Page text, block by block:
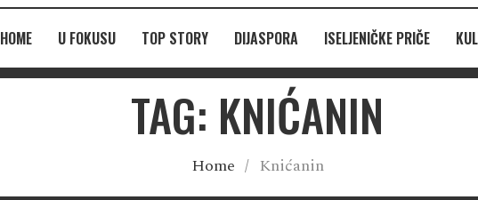
HOME U FOKUSU TOP STORY DIJASPORA ISELJENIČKE PRIČE
TAG: KNIĆANIN
Home / Knićanin